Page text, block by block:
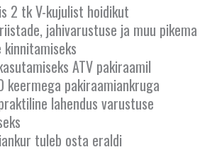
2 tk V-kujulist hoidikut
jahivarustuse ja muu pikema
ATV pakiraamil
keermega pakiraamiankruga
lahendus varustuse
tuleb osta eraldi